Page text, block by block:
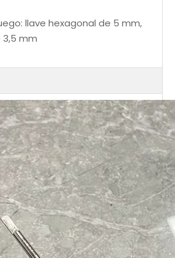
llave hexagonal de 5 mm,
mm